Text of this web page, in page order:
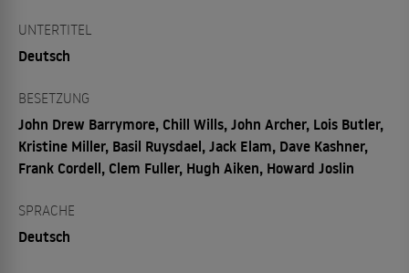
UNTERTITEL
Deutsch
BESETZUNG
John Drew Barrymore, Chill Wills, John Archer, Lois Butler,
Kristine Miller, Basil Ruysdael, Jack Elam, Dave Kashner,
Frank Cordell, Clem Fuller, Hugh Aiken, Howard Joslin
SPRACHE
Deutsch